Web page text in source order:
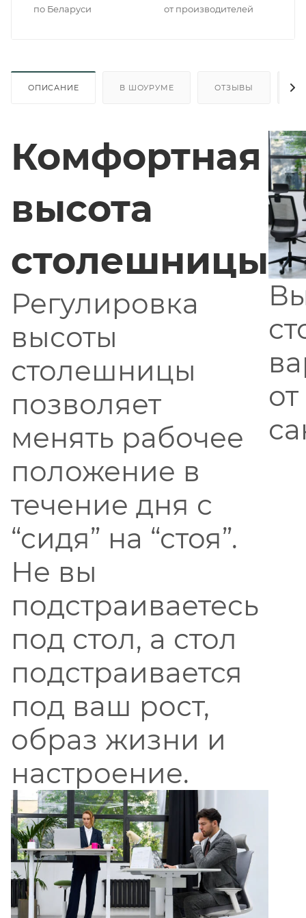
по Беларуси
от производителей
ОПИСАНИЕ В ШОУРУМЕ ОТЗЫВЫ
Комфортная
высота
столешницы
Регулировка
высоты
столешницы
позволяет
менять рабочее
положение в
течение дня с
“сидя” на “стоя”.
Не вы
подстраиваетесь
под стол, а стол
подстраивается
под ваш рост,
образ жизни и
настроение.